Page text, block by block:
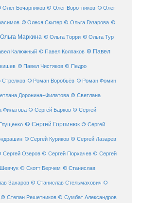
Олег Бочарников © Олег Воротников © Олег
© Олеся Скитер © Ольга Газарова ©
Маркина © Ольга Торри © Ольга Тур
Калюжный © Павел Колпаков © Павел
© Павел Чистяков © Педро
© Роман Воробьёв © Роман Фомин
Доронина-Филатова © Светлана
Филатова © Сергей Барков © Сергей
© Сергей Горпинюк © Сергей
© Сергей Куриков © Сергей Лазарев
Сергей Озеров © Сергей Порхачев © Сергей
© Скотт Берчем © Станислав
Захаров © Станислав Стельмахович ©
© Степан Решетников © Сумбат Александров